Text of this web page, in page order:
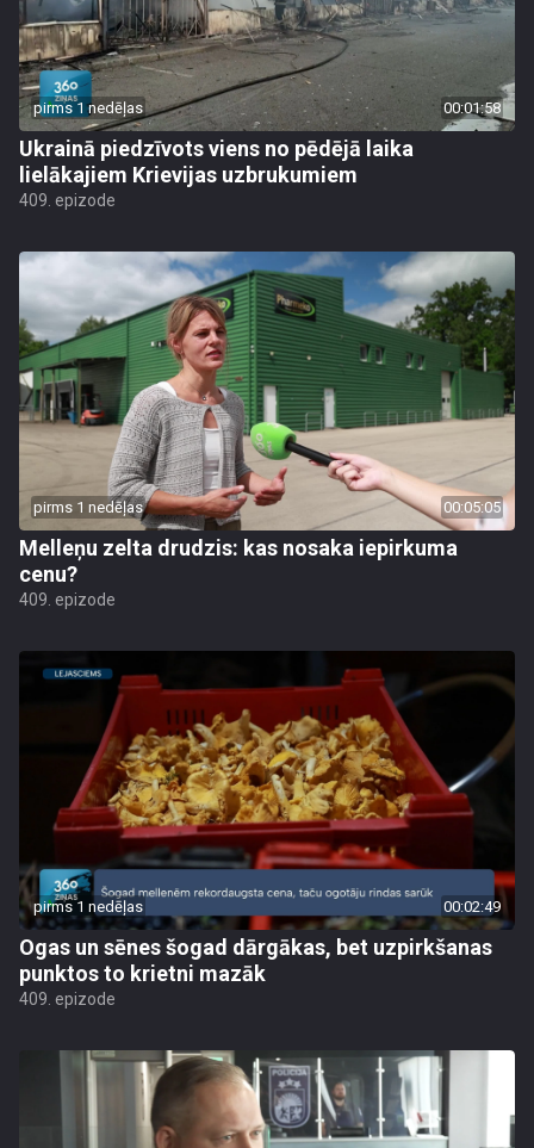
pirms 1 nedēļas 00:01:58
Ukrainā piedzīvots viens no pēdējā laika
lielākajiem Krievijas uzbrukumiem
409. epizode
pirms 1 nedēļas 00:05:05
Melleņu zelta drudzis: kas nosaka iepirkuma
cenu?
409. epizode
pirms 1 nedēļas 00:02:49
Ogas un sēnes šogad dārgākas, bet uzpirkšanas
punktos to krietni mazāk
409. epizode